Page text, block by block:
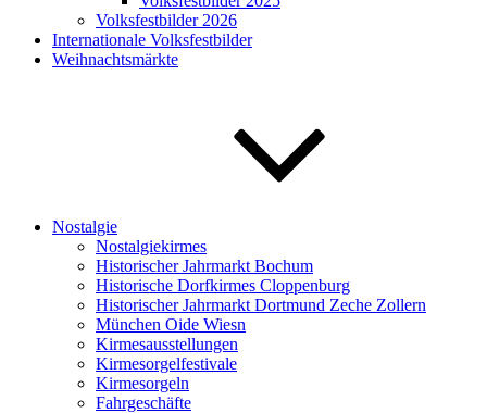
Volksfestbilder 2026
Internationale Volksfestbilder
Weihnachtsmärkte
Nostalgie
Nostalgiekirmes
Historischer Jahrmarkt Bochum
Historische Dorfkirmes Cloppenburg
Historischer Jahrmarkt Dortmund Zeche Zollern
München Oide Wiesn
Kirmesausstellungen
Kirmesorgelfestivale
Kirmesorgeln
Fahrgeschäfte